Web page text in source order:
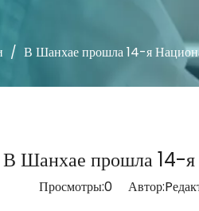
/ В Шанхае прошла 14-я
В Шанхае прошла 14-я
Просмотры:0